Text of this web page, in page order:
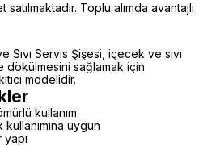
Toplu alımda avantajlı
Sıvı Servis Şişesi, içecek ve sıvı
sağlamak için
modelidir.
kullanım
uygun